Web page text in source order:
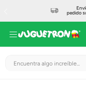
pedido
Encuentra algo increíble...